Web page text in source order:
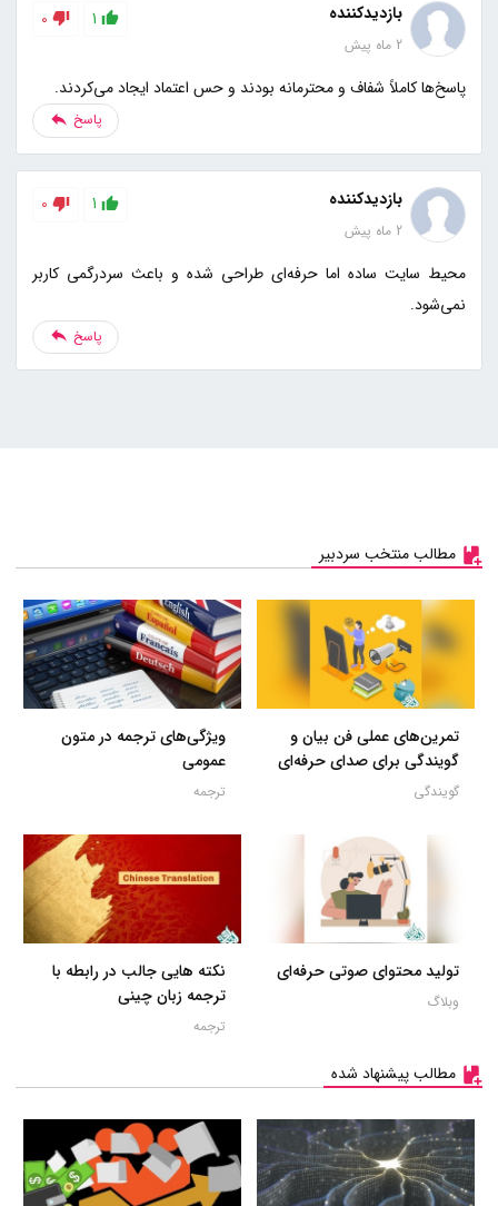
بازدیدکننده
2 ماه پیش
1
0
پاسخ‌ها کاملاً شفاف و محترمانه بودند و حس اعتماد ایجاد می‌کردند.
پاسخ
بازدیدکننده
2 ماه پیش
1
0
محیط سایت ساده اما حرفه‌ای طراحی شده و باعث سردرگمی کاربر
نمی‌شود.
پاسخ
مطالب منتخب سردبیر
تمرین‌های عملی فن بیان و
گویندگی برای صدای حرفه‌ای
گویندگی
ویژگی‌های ترجمه در متون
عمومی
ترجمه
تولید محتوای صوتی حرفه‌ای
وبلاگ
نکته هایی جالب در رابطه با
ترجمه زبان چینی
ترجمه
مطالب پیشنهاد شده